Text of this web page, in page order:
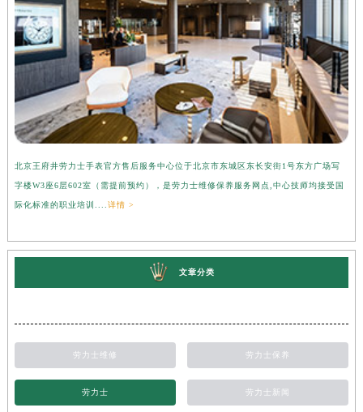
北京王府井劳力士手表官方售后服务中心位于北京市东城区东长安街1号东方广场写
字楼W3座6层602室（需提前预约），是劳力士维修保养服务网点,中心技师均接受国
际化标准的职业培训.... 详情 >
文章分类
劳力士维修 劳力士保养
劳力士 劳力士新闻